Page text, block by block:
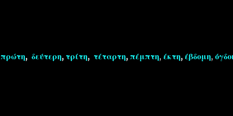
πρώτη, δεύτερη, τρίτη, τέταρτη, πέμπτη, έκτη, έβδομη,